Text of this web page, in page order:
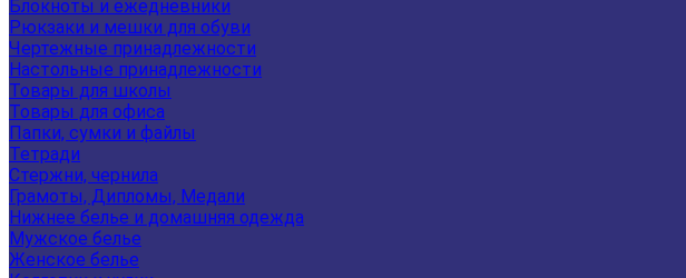
Блокноты и ежедневники
Рюкзаки и мешки для обуви
Чертежные принадлежности
Настольные принадлежности
Товары для школы
Товары для офиса
Папки, сумки и файлы
Тетради
Стержни, чернила
Грамоты, Дипломы, Медали
Нижнее белье и домашняя одежда
Мужское белье
Женское белье